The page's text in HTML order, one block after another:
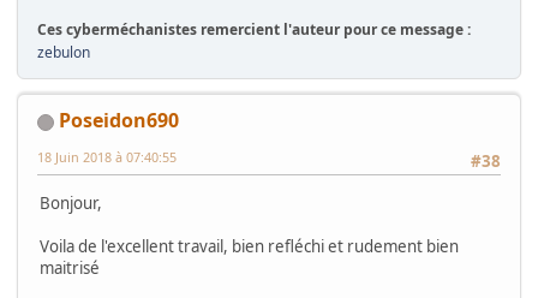
Ces cyberméchanistes remercient l'auteur pour ce message :
zebulon
Poseidon690
#38
18 Juin 2018 à 07:40:55
Bonjour,
Voila de l'excellent travail, bien refléchi et rudement bien
maitrisé